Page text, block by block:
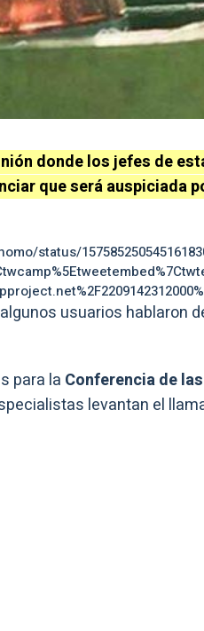
donde los jefes de
que será auspiciada
status/
usuarios hablaron
para la Conferencia de
levantan el